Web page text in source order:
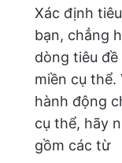
Xác định
bạn, chẳng
dòng tiêu
miền cụ thể.
hành động
cụ thể, hãy
gồm các từ